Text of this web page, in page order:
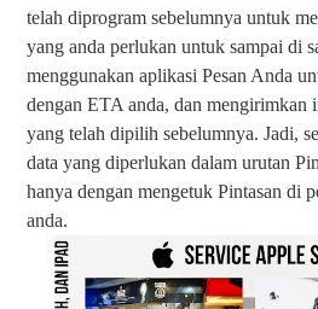
telah diprogram sebelumnya untuk
yang anda perlukan untuk sampai di
menggunakan aplikasi Pesan Anda
dengan ETA anda, dan mengirimkan
yang telah dipilih sebelumnya. Jadi,
data yang diperlukan dalam urutan
hanya dengan mengetuk Pintasan di
anda.